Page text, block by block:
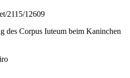
2115/12609
des Corpus Iuteum beim Kaninchen